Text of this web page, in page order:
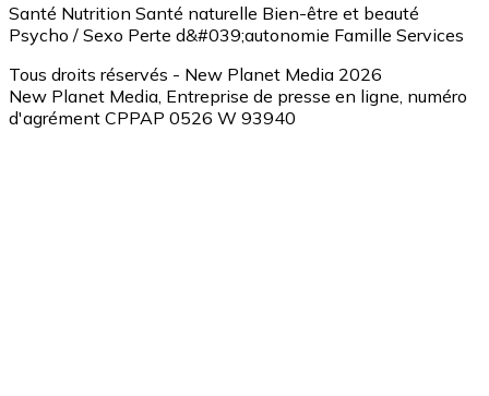
Santé Nutrition Santé naturelle Bien-être et beauté
Psycho / Sexo Perte d&#039;autonomie Famille Services
Tous droits réservés - New Planet Media 2026
New Planet Media, Entreprise de presse en ligne, numéro
d'agrément CPPAP 0526 W 93940